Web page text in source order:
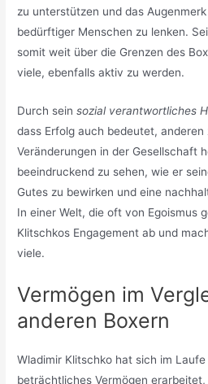
zu unterstützen und das
bedürftiger Menschen zu lenken.
somit weit über die Grenzen des
viele, ebenfalls aktiv zu werden.
Durch seinsozial verantwortliches
dass Erfolg auch bedeutet,
Veränderungen in der Gesellschaft
beeindruckend zu sehen, wie er
Gutes zu bewirken und eine
In einer Welt, die oft von Egoismus
Klitschkos Engagement ab und
viele.
Vermögen im
anderen Boxern
Wladimir Klitschko hat sich im
beträchtliches Vermögen